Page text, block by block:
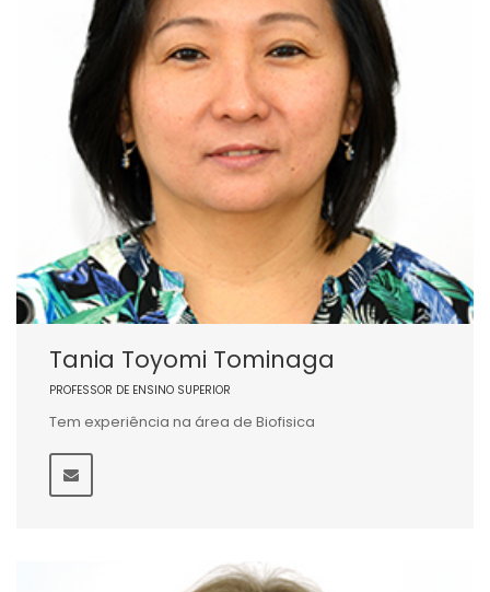
Tania Toyomi Tominaga
PROFESSOR DE ENSINO SUPERIOR
Tem experiência na área de Biofisica